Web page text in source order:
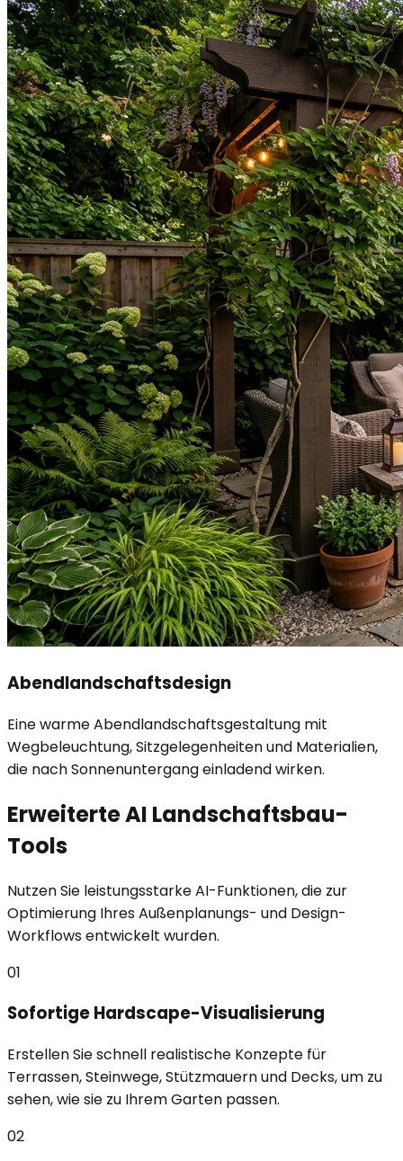
Abendlandschaftsdesign
Eine warme Abendlandschaftsgestaltung mit
Wegbeleuchtung, Sitzgelegenheiten und Materialien,
die nach Sonnenuntergang einladend wirken.
Erweiterte AI Landschaftsbau-
Tools
Nutzen Sie leistungsstarke AI-Funktionen, die zur
Optimierung Ihres Außenplanungs- und Design-
Workflows entwickelt wurden.
01
Sofortige Hardscape-Visualisierung
Erstellen Sie schnell realistische Konzepte für
Terrassen, Steinwege, Stützmauern und Decks, um zu
sehen, wie sie zu Ihrem Garten passen.
02